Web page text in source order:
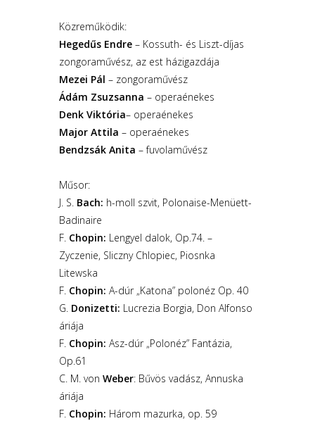
Közreműködik:
Hegedűs Endre – Kossuth- és Liszt-díjas
zongoraművész, az est házigazdája
Mezei Pál – zongoraművész
Ádám Zsuzsanna – operaénekes
Denk Viktória– operaénekes
Major Attila – operaénekes
Bendzsák Anita – fuvolaművész
Műsor:
J. S. Bach: h-moll szvit, Polonaise-Menüett-
Badinaire
F. Chopin: Lengyel dalok, Op.74. –
Zyczenie, Sliczny Chlopiec, Piosnka
Litewska
F. Chopin: A-dúr „Katona” polonéz Op. 40
G. Donizetti: Lucrezia Borgia, Don Alfonso
áriája
F. Chopin: Asz-dúr „Polonéz” Fantázia,
Op.61
C. M. von Weber: Bűvös vadász, Annuska
áriája
F. Chopin: Három mazurka, op. 59